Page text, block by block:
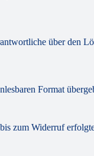
über den
Format
zum Widerruf